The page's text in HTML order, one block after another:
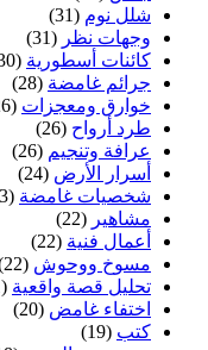
شلل نوم (31)
وجهات نظر (31)
كائنات أسطورية (30)
جرائم غامضة (28)
خوارق ومعجزات (26)
طرد أرواح (26)
عرافة وتنجيم (26)
أسرار الأرض (24)
شخصيات غامضة (23)
مشاهير (22)
أعمال فنية (22)
مسوخ ووحوش (22)
تحليل قصة واقعية (21)
اختفاء غامض (20)
كتب (19)